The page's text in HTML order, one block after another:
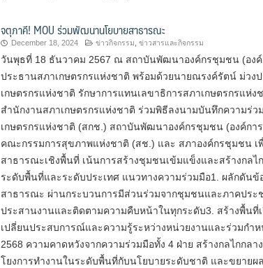
จตุภาคี! MOU ร่วมพัฒนานโยบายสาธารณะ
December 18, 2024 ข่าวกิจกรรม ข่าวสารและกิจกรรม
วันพุธที่ 18 ธันวาคม 2567 ณ สถาบันพัฒนาองค์กรชุมชน (อง
ประธานสภาเกษตรกรแห่งชาติ พร้อมด้วยนายณรงค์รัตน์ ม่วงป
เกษตรกรแห่งชาติ รักษาการแทนเลขาธิการสภาเกษตรกรแห่ง
สำนักงานสภาเกษตรกรแห่งชาติ ร่วมพิธีลงนามบันทึกความร่ว
เกษตรกรแห่งชาติ (สกช.) สถาบันพัฒนาองค์กรชุมชน (องค์ก
คณะกรรมการสุขภาพแห่งชาติ (สช.) และ สภาองค์กรชุมชน เ
สาธารณะเชิงพื้นที่ เน้นการสร้างชุมชนเข้มแข็งและสร้างกลไ
ระดับพื้นที่และระดับประเทศ แนวทางความร่วมมือ1. ผลักดันข้
สาธารณะ ผ่านกระบวนการมีส่วนร่วมจากชุมชนและภาคประช
ประสานงานและติดตามความคืบหน้าในทุกระดับ3. สร้างพื้นที่
เปลี่ยนประสบการณ์และความรู้ระหว่างหน่วยงานและร่วมกำ
2568 ความคาดหวังจากความร่วมมือทั้ง 4 ฝ่าย สร้างกลไกกลา
โยงการทำงานในระดับพื้นที่กับนโยบายระดับชาติ และขยาย